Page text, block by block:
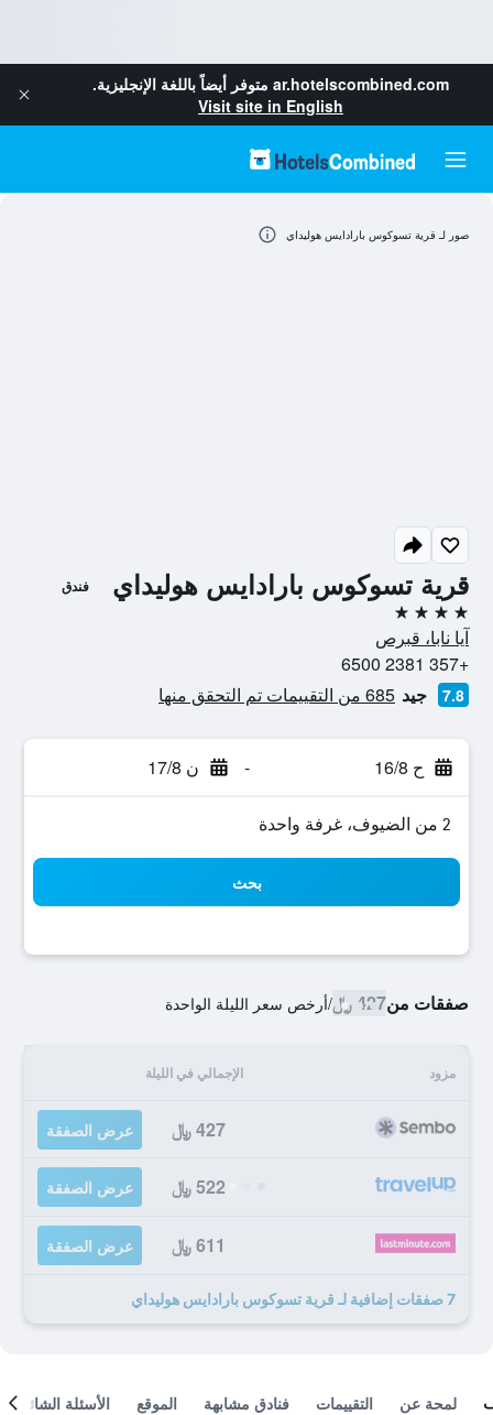
ar.hotelscombined.com متوفر أيضاً باللغة الإنجليزية.
Visit site in English
قرية تسوكوس بارادايس هوليداي فندق
4 نجوم
آيا نابا، قبرص
+357 2381 6500
7.8 جيد 685 من التقييمات تم التحقق منها
ح 16/8 - ن 17/8
2 من الضيوف، غرفة واحدة
بحث
صفقات من427 ﷼ /أرخص سعر الليلة الواحدة
مزود الإجمالي في الليلة
427 ﷼ عرض الصفقة
522 ﷼ عرض الصفقة
611 ﷼ عرض الصفقة
7 صفقات إضافية لـ قرية تسوكوس بارادايس هوليداي
صور لـ قرية تسوكوس بارادايس هوليداي
لمحة عن التقييمات فنادق مشابهة الموقع الأسئلة الشائعة